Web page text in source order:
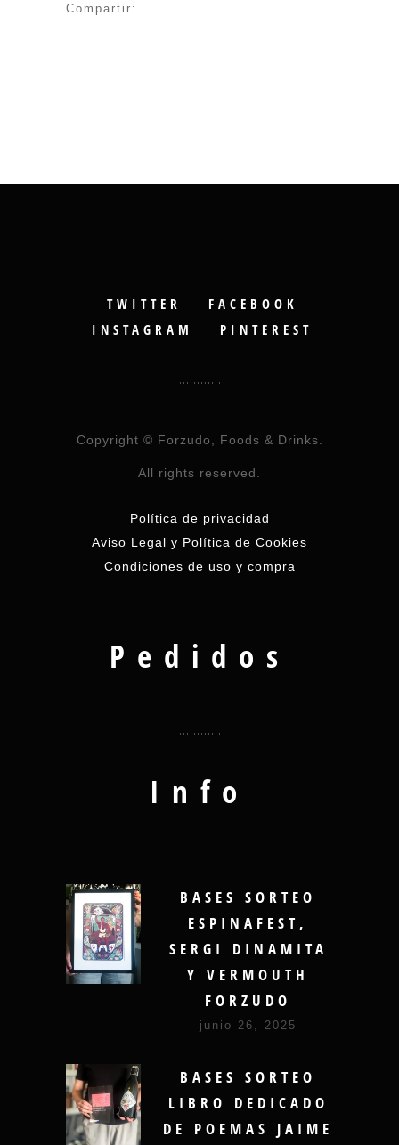
Compartir:
TWITTER
FACEBOOK
INSTAGRAM
PINTEREST
Copyright © Forzudo, Foods & Drinks.
All rights reserved.
Política de privacidad
Aviso Legal y Política de Cookies
Condiciones de uso y compra
Pedidos
Info
BASES SORTEO
ESPINAFEST,
SERGI DINAMITA
Y VERMOUTH
FORZUDO
junio 26, 2025
BASES SORTEO
LIBRO DEDICADO
DE POEMAS JAIME